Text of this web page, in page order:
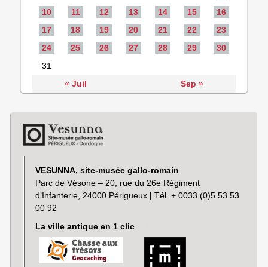
10
11 12 13 14 15
16
17
18 19 20 21 22
23
24
25 26 27 28 29
30
31
« Juil
Sep »
VESUNNA, site-musée gallo-romain
Parc de Vésone – 20, rue du 26e Régiment
d’Infanterie, 24000 Périgueux | Tél. + 0033 (0)5 53 53
00 92
La ville antique en 1 clic